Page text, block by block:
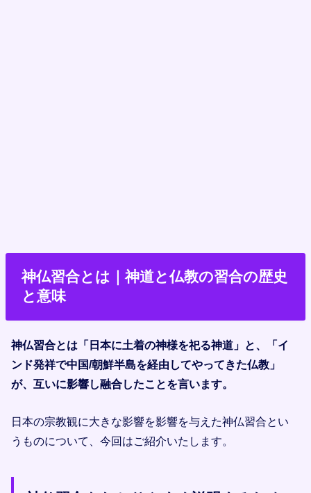
神仏習合とは｜神道と仏教の習合の歴史
と意味
神仏習合とは「日本に土着の神様を祀る神道」と、「イ
ンド発祥で中国/朝鮮半島を経由してやってきた仏教」
が、互いに影響し融合したことを言います。
日本の宗教観に大きな影響を影響を与えた神仏習合とい
うものについて、今回はご紹介いたします。